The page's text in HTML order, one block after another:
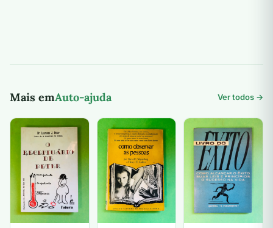
Mais emAuto-ajuda Ver todos →